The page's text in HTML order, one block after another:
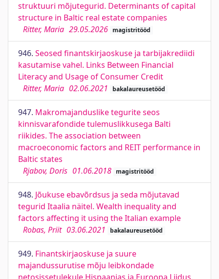
struktuuri mõjutegurid. Determinants of capital
structure in Baltic real estate companies
Ritter, Maria 29.05.2026 magistritööd
946. Seosed finantskirjaoskuse ja tarbijakrediidi
kasutamise vahel. Links Between Financial
Literacy and Usage of Consumer Credit
Ritter, Maria 02.06.2021 bakalaureusetööd
947. Makromajanduslike tegurite seos
kinnisvarafondide tulemuslikkusega Balti
riikides. The association between
macroeconomic factors and REIT performance in
Baltic states
Rjabov, Doris 01.06.2018 magistritööd
948. Jõukuse ebavõrdsus ja seda mõjutavad
tegurid Itaalia näitel. Wealth inequality and
factors affecting it using the Italian example
Robas, Priit 03.06.2021 bakalaureusetööd
949. Finantskirjaoskuse ja suure
majandussurutise mõju leibkondade